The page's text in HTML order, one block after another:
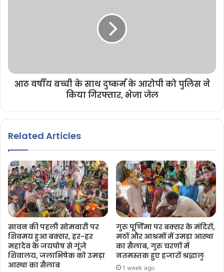
आठ वर्षीय बच्ची के साथ दुष्कर्म के आरोपी को पुलिस ने
किया गिरफ्तार, भेजा जेल
Related Articles
सावन की पहली सोमवारी पर
शिवमय हुआ बक्सर, हर-हर
महादेव के जयघोष से गूंजे
शिवालय, जलाभिषेक को उमड़ा
आस्था का सैलाब
गुरु पूर्णिमा पर बक्सर के मंदिरों,
मठों और आश्रमों में उमड़ा आस्था
का सैलाब, गुरु चरणों में
नतमस्तक हुए हजारों श्रद्धालु
1 week ago